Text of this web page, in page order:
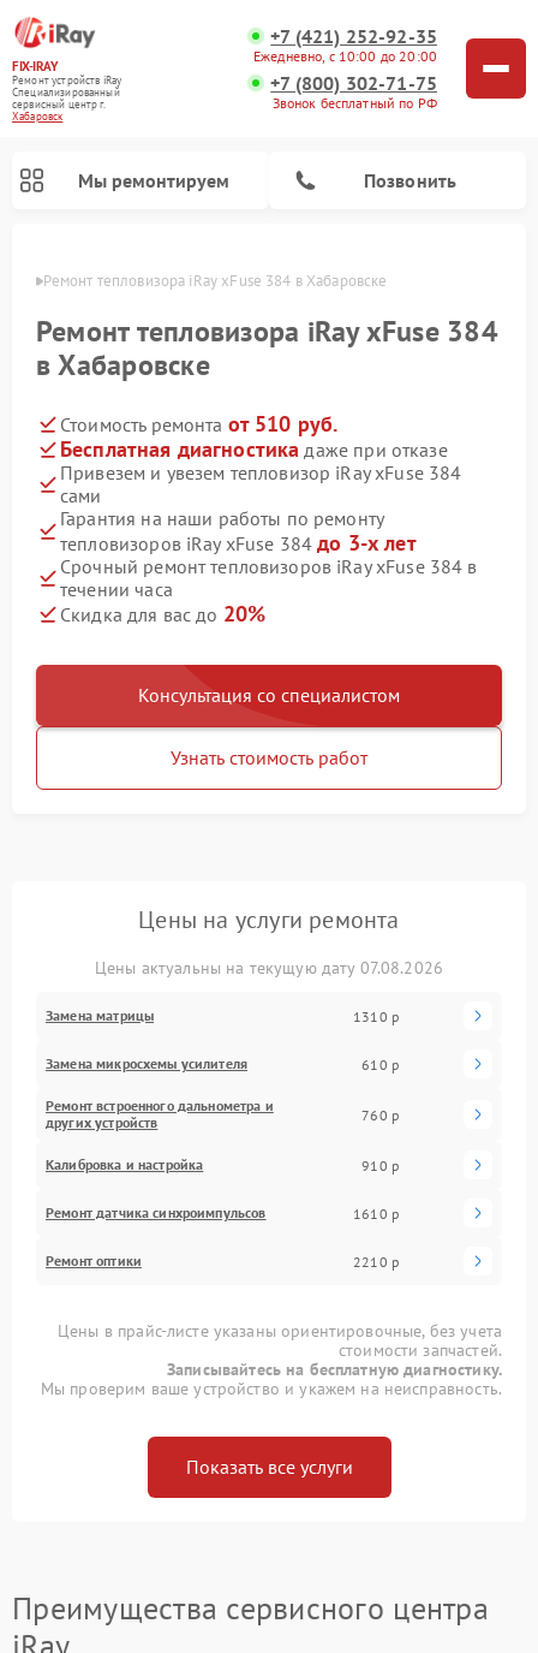
FIX-IRAY
Ремонт устройств iRay
Специализированный
cервисный центр г.
Хабаровск
+7 (421) 252-92-35
Ежедневно, с 10:00 до 20:00
+7 (800) 302-71-75
Звонок бесплатный по РФ
Мы ремонтируем Позвонить
Ремонт тепловизора iRay xFuse 384 в Хабаровске
Ремонт тепловизора iRay xFuse 384
в Хабаровске
Стоимость ремонта от 510 руб.
Бесплатная диагностика даже при отказе
Привезем и увезем тепловизор iRay xFuse 384
сами
Гарантия на наши работы по ремонту
тепловизоров iRay xFuse 384до 3-х лет
Срочный ремонт тепловизоров iRay xFuse 384 в
течении часа
Скидка для вас до 20%
Консультация со специалистом
Узнать стоимость работ
Цены на услуги ремонта
Цены актуальны на текущую дату 07.08.2026
Замена матрицы 1310 р
Замена микросхемы усилителя 610 р
Ремонт встроенного дальнометра и
других устройств
760 р
Калибровка и настройка 910 р
Ремонт датчика синхроимпульсов 1610 р
Ремонт оптики 2210 р
Цены в прайс-листе указаны ориентировочные, без учета
стоимости запчастей.
Записывайтесь на бесплатную диагностику.
Мы проверим ваше устройство и укажем на неисправность.
Показать все услуги
Преимущества сервисного центра